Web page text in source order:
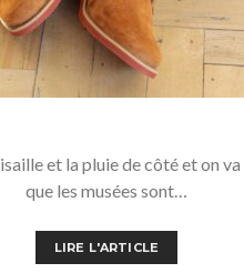
et la pluie de côté et on va
que les musées sont…
LIRE L'ARTICLE